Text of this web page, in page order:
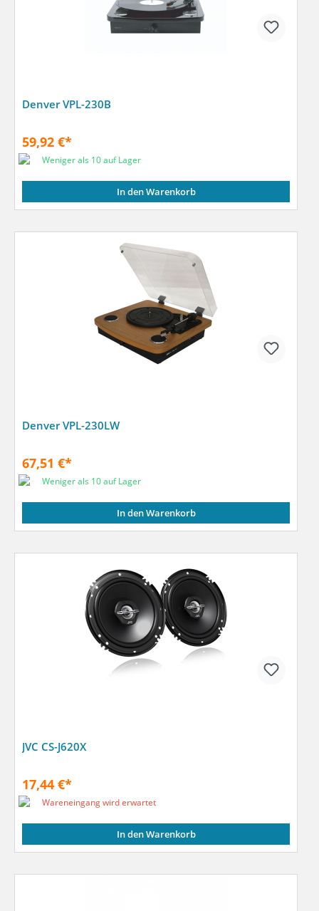
Denver VPL-230B
59,92 €*
Weniger als 10 auf Lager
In den Warenkorb
Denver VPL-230LW
67,51 €*
Weniger als 10 auf Lager
In den Warenkorb
JVC CS-J620X
17,44 €*
Wareneingang wird erwartet
In den Warenkorb